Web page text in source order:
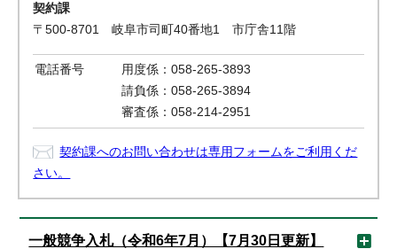
契約課
〒500-8701 岐阜市司町40番地1 市庁舎11階
電話番号
用度係：058-265-3893
請負係：058-265-3894
審査係：058-214-2951
契約課へのお問い合わせは専用フォームをご利用くだ
さい。
一般競争入札（令和6年7月）【7月30日更新】